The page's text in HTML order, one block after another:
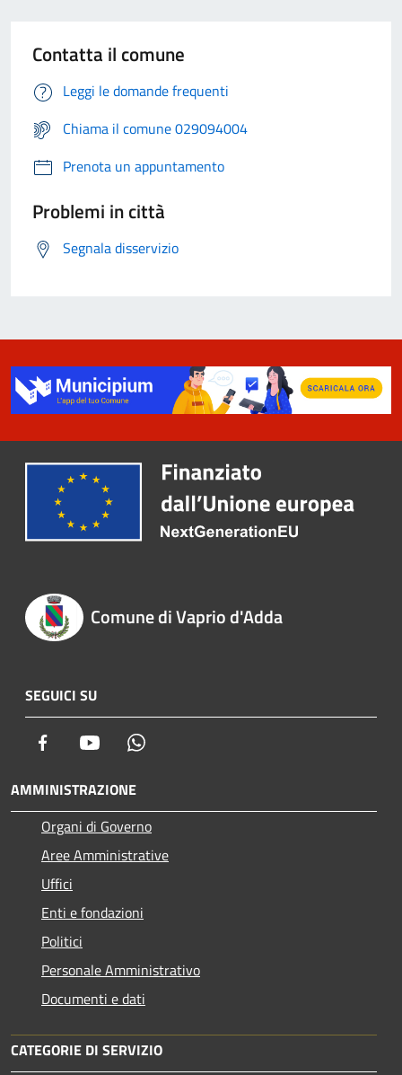
Contatta il comune
Leggi le domande frequenti
Chiama il comune 029094004
Prenota un appuntamento
Problemi in città
Segnala disservizio
Comune di Vaprio d'Adda
SEGUICI SU
Facebook Youtube
AMMINISTRAZIONE
Organi di Governo
Aree Amministrative
Uffici
Enti e fondazioni
Politici
Personale Amministrativo
Documenti e dati
CATEGORIE DI SERVIZIO